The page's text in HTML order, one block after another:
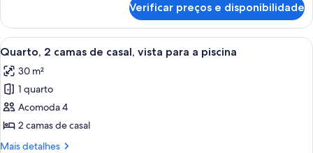
with
Pool
View
Room
with
Pool
Verificar preços e disponibilidade
Carrega
todas
as
fotos
de
Quarto,
2
Quarto de hotel com duas camas,
8
Quarto, 2 camas de casal, vista para a piscina
30 m²
1 quarto
Acomoda 4
2 camas de casal
Mais detalhes
Mais